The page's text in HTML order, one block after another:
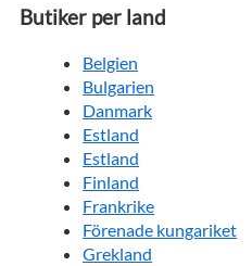
Butiker per land
Belgien
Bulgarien
Danmark
Estland
Estland
Finland
Frankrike
Förenade kungariket
Grekland